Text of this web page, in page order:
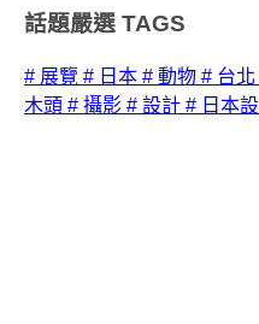
話題嚴選 TAGS
# 展覽 # 日本 # 動物 # 台北
木頭 # 攝影 # 設計 # 日本